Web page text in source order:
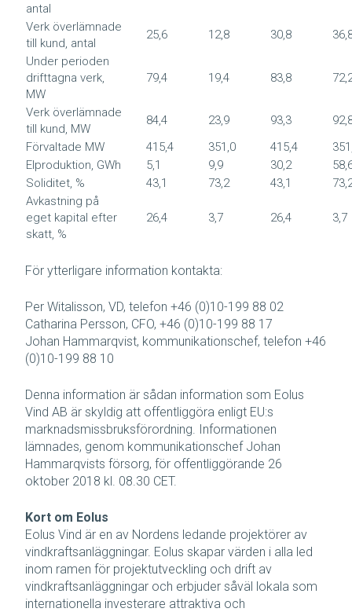
antal
Verk överlämnade
till kund, antal
25,6 12,8 30,8
Under perioden
drifttagna verk,
MW
79,4 19,4 83,8
Verk överlämnade
till kund, MW
84,4 23,9 93,3
Förvaltade MW
415,4 351,0 415,4
Elproduktion, GWh
5,1 9,9 30,2
Soliditet, %
43,1 73,2 43,1
Avkastning på
eget kapital efter
skatt, %
26,4 3,7 26,4 3,7
För ytterligare information kontakta:
Per Witalisson, VD, telefon +46 (0)10-199 88 02
Catharina Persson, CFO, +46 (0)10-199 88 17
Johan Hammarqvist, kommunikationschef, telefon +46
(0)10-199 88 10
Denna information är sådan information som Eolus
Vind AB är skyldig att offentliggöra enligt EU:s
marknadsmissbruksförordning. Informationen
lämnades, genom kommunikationschef Johan
Hammarqvists försorg, för offentliggörande 26
oktober 2018 kl. 08.30 CET.
Kort om Eolus
Eolus Vind är en av Nordens ledande projektörer av
vindkraftsanläggningar. Eolus skapar värden i alla led
inom ramen för projektutveckling och drift av
vindkraftsanläggningar och erbjuder såväl lokala som
internationella investerare attraktiva och